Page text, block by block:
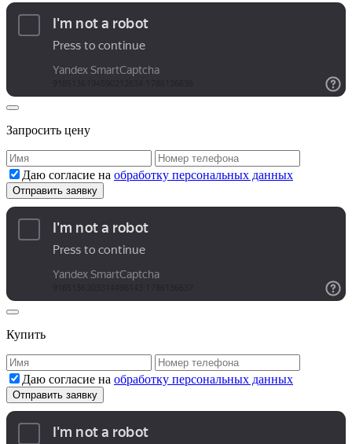
Запросить цену
Даю согласие на обработку персональных данных
Купить
Даю согласие на обработку персональных данных